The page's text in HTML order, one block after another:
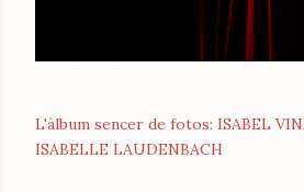
L'àlbum sencer de fotos: ISABEL
ISABELLE LAUDENBACH